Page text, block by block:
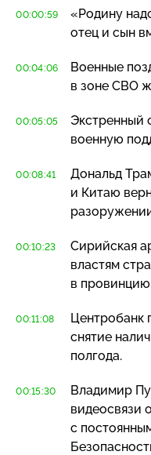
00:00:59
«Родину
отец и сын
00:04:06
Военные
в зоне СВО
00:05:05
Экстренный
военную
00:08:41
Дональд
и Китаю
00:10:23
Сирийская
властям
в провинцию
00:11:08
Центробанк
снятие
полгода.
00:15:30
Владимир
видеосвязи
с